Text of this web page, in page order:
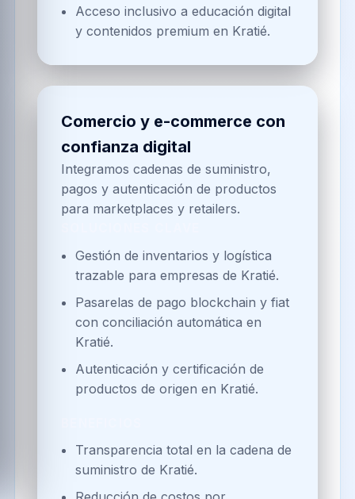
Acceso inclusivo a educación digital
y contenidos premium en Kratié.
Comercio y e-commerce con
confianza digital
Integramos cadenas de suministro,
pagos y autenticación de productos
para marketplaces y retailers.
Gestión de inventarios y logística
trazable para empresas de Kratié.
Pasarelas de pago blockchain y fiat
con conciliación automática en
Kratié.
Autenticación y certificación de
productos de origen en Kratié.
Transparencia total en la cadena de
suministro de Kratié.